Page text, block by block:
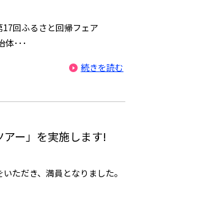
回ふるさと回帰フェア
体･･･
続きを読む
アー」を実施します!
ただき、満員となりました。